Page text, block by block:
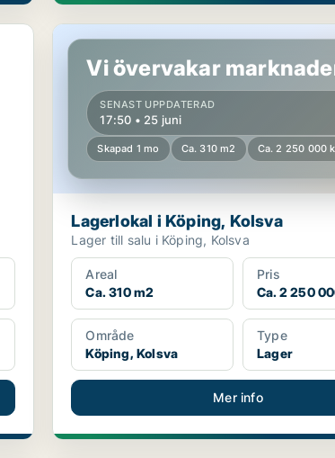
Lagerlokal i Köping, Kolsva
Vi övervakar
SENAST UPPDATERAD
17:50 • 25 juni
Skapad 1 mo Ca. 310 m2 Ca. 2 250 000
Lagerlokal i Köping, Kolsva
Lager till salu i Köping, Kolsva
Areal
Ca. 310 m2
Pris
Ca. 2 250
Område
Köping, Kolsva
Type
Lager
Mer info